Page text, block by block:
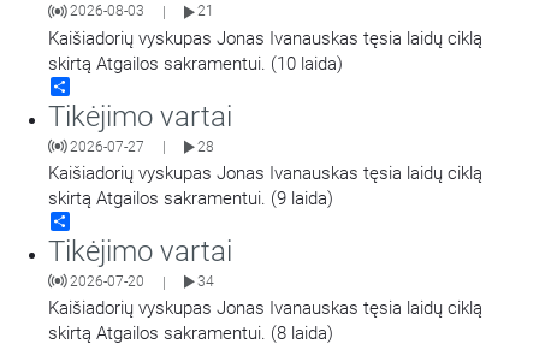
2026-08-03 21
Kaišiadorių vyskupas Jonas Ivanauskas tęsia laidų ciklą
skirtą Atgailos sakramentui. (10 laida)
Tikėjimo vartai
2026-07-27 28
Kaišiadorių vyskupas Jonas Ivanauskas tęsia laidų ciklą
skirtą Atgailos sakramentui. (9 laida)
Tikėjimo vartai
2026-07-20 | 34
Kaišiadorių vyskupas Jonas Ivanauskas tęsia laidų ciklą
skirtą Atgailos sakramentui. (8 laida)